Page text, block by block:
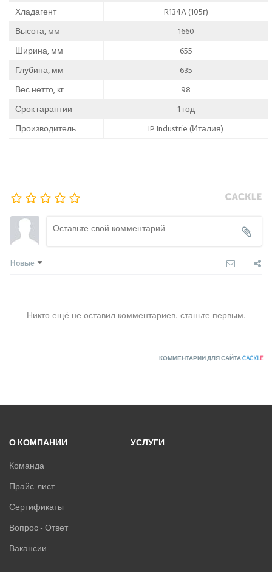
Хладагент
R134A (105г)
Высота, мм
1660
Ширина, мм
655
Глубина, мм
635
Вес нетто, кг
98
Срок гарантии
1 год
Производитель
IP Industrie (Италия)
Новые
Никто ещё не оставил комментариев, станьте первым.
КОММЕНТАРИИ ДЛЯ САЙТАCACKLE
О КОМПАНИИ
Команда
Прайс-лист
Сертификаты
Вопрос - Ответ
Вакансии
УСЛУГИ